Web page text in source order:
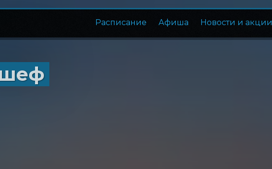
Расписание Афиша Новости и акции